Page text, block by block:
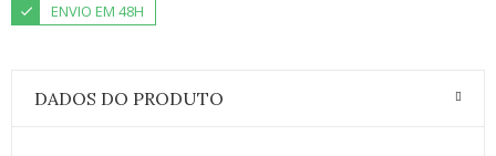
ENVIO EM 48H
DADOS DO PRODUTO